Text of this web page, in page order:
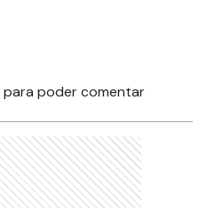
para poder comentar